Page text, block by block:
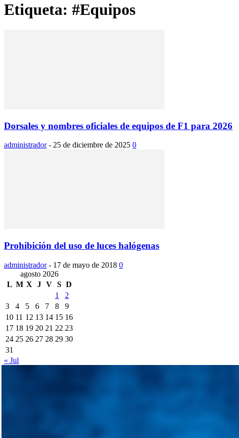
Etiqueta: #Equipos
Dorsales y nombres oficiales de equipos de F1 para 2026
administrador - 25 de diciembre de 2025 0
Prohibición del uso de luces halógenas
administrador - 17 de mayo de 2018 0
agosto 2026
L M X J V S D
1
2
3
4 5 6 7 8
9
10 11 12 13 14 15 16
17 18 19 20 21 22 23
24 25 26 27 28 29 30
31
« Jul